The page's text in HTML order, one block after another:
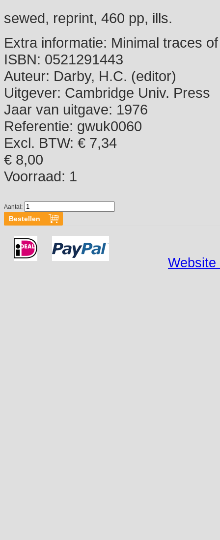
sewed, reprint, 460 pp, ills.
Extra informatie: Minimal traces
ISBN: 0521291443
Auteur: Darby, H.C. (editor)
Uitgever: Cambridge Univ. Press
Jaar van uitgave: 1976
Referentie: gwuk0060
Excl. BTW: € 7,34
€ 8,00
Voorraad: 1
Aantal:
Website